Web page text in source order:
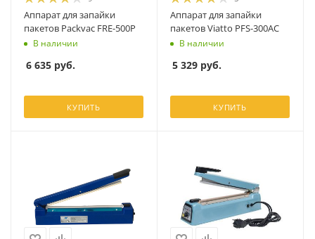
Аппарат для запайки
пакетов Packvac FRE-500P
В наличии
6 635 руб.
КУПИТЬ
Аппарат для запайки
пакетов Viatto PFS-300AC
В наличии
5 329 руб.
КУПИТЬ